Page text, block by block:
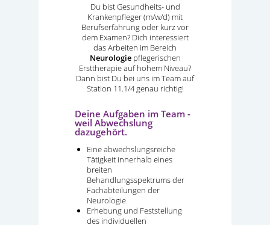
Du bist Gesundheits- und
Krankenpfleger (m/w/d) mit
Berufserfahrung oder kurz vor
dem Examen? Dich interessiert
das Arbeiten im Bereich
Neurologiepflegerischen
Ersttherapie auf hohem Niveau?
Dann bist Du bei uns im Team auf
Station 11.1/4 genau richtig!
Deine Aufgaben im Team -
weil Abwechslung
dazugehört.
Eine abwechslungsreiche
Tätigkeit innerhalb eines
breiten
Behandlungsspektrums der
Fachabteilungen der
Neurologie
Erhebung und Feststellung
des individuellen